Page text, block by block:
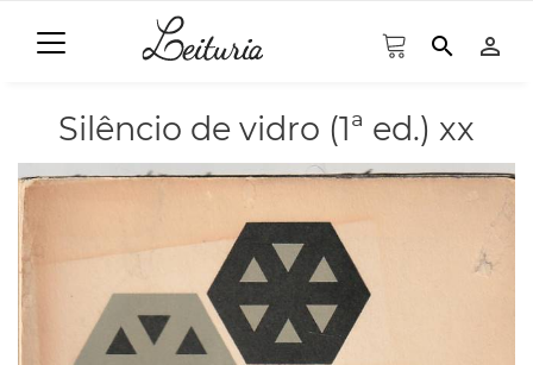
search person_outline
Silêncio de vidro (1ª ed.) xx